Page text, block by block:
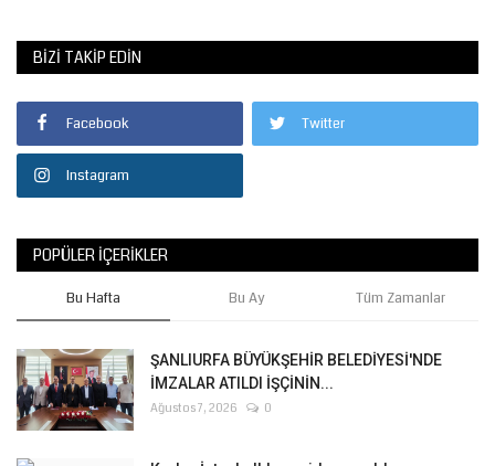
BIZI TAKIP EDIN
Facebook Twitter
Instagram
POPÜLER İÇERIKLER
Bu Hafta Bu Ay Tüm Zamanlar
ŞANLIURFA BÜYÜKŞEHİR BELEDİYESİ'NDE
İMZALAR ATILDI İŞÇİNİN...
Ağustos 7, 2026 0